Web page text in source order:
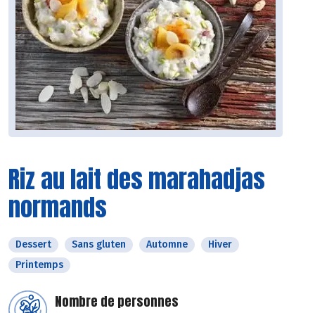
Riz au lait des marahadjas
normands
Dessert Sans gluten Automne
Hiver
Printemps
Nombre de personnes